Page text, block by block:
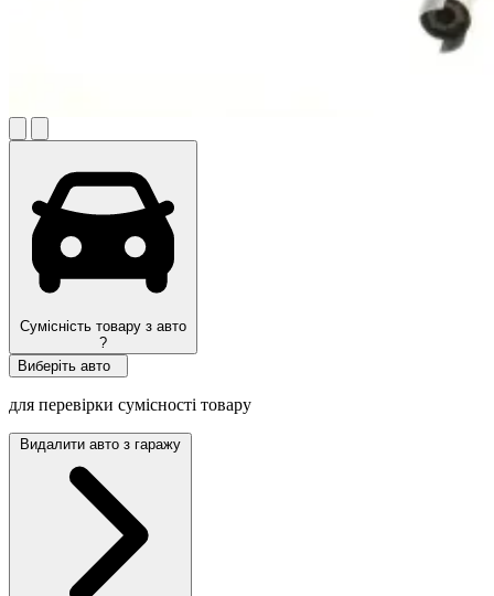
Сумісність товару з авто
?
Виберіть авто
для перевірки сумісності товару
Видалити авто з гаражу